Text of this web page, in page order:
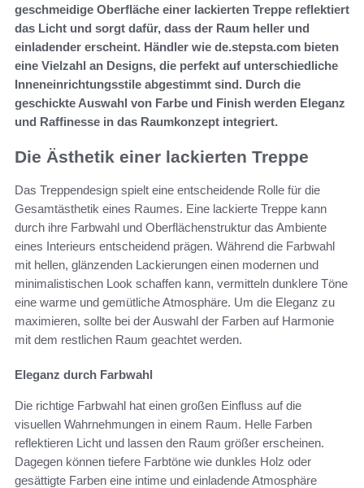
geschmeidige Oberfläche einer lackierten Treppe reflektiert
das Licht und sorgt dafür, dass der Raum heller und
einladender erscheint. Händler wie de.stepsta.com bieten
eine Vielzahl an Designs, die perfekt auf unterschiedliche
Inneneinrichtungsstile abgestimmt sind. Durch die
geschickte Auswahl von Farbe und Finish werden Eleganz
und Raffinesse in das Raumkonzept integriert.
Die Ästhetik einer lackierten Treppe
Das Treppendesign spielt eine entscheidende Rolle für die
Gesamtästhetik eines Raumes. Eine lackierte Treppe kann
durch ihre Farbwahl und Oberflächenstruktur das Ambiente
eines Interieurs entscheidend prägen. Während die Farbwahl
mit hellen, glänzenden Lackierungen einen modernen und
minimalistischen Look schaffen kann, vermitteln dunklere Töne
eine warme und gemütliche Atmosphäre. Um die Eleganz zu
maximieren, sollte bei der Auswahl der Farben auf Harmonie
mit dem restlichen Raum geachtet werden.
Eleganz durch Farbwahl
Die richtige Farbwahl hat einen großen Einfluss auf die
visuellen Wahrnehmungen in einem Raum. Helle Farben
reflektieren Licht und lassen den Raum größer erscheinen.
Dagegen können tiefere Farbtöne wie dunkles Holz oder
gesättigte Farben eine intime und einladende Atmosphäre